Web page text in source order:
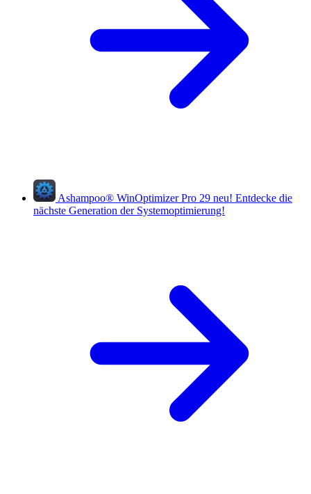
Ashampoo® WinOptimizer Pro 29 neu! Entdecke die
nächste Generation der Systemoptimierung!